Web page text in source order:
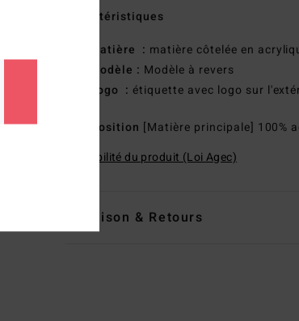
Caractéristiques
Matière : matière côtelée en
Modèle : Modèle à revers
Logo : étiquette avec logo sur
Composition [Matière principale] 100%
Traçabilité du produit (Loi Agec)
Livraison & Retours